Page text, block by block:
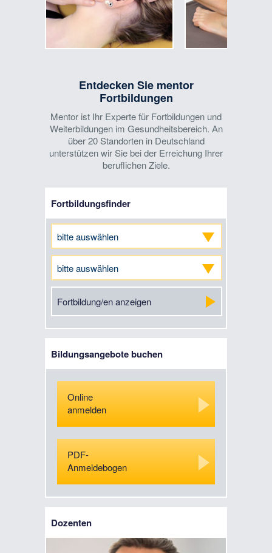
Entdecken Sie mentor
Fortbildungen
Mentor ist Ihr Experte für Fortbildungen und
Weiterbildungen im Gesundheitsbereich. An
über 20 Standorten in Deutschland
unterstützen wir Sie bei der Erreichung Ihrer
beruflichen Ziele.
Fortbildungsfinder
Fortbildung/en anzeigen
Bildungsangebote buchen
Online
anmelden
PDF-
Anmeldebogen
Dozenten